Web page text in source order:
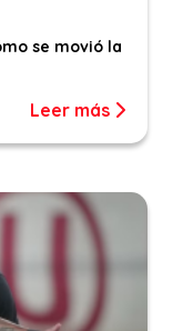
se movió la
Leer más